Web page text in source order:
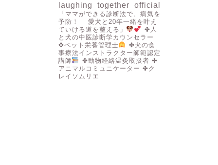
laughing_together_official
「ママができる診断法で、病気を
予防！
愛犬と20年一緒を叶え
ていける道を整える」
✤人
と犬の中医診断学カウンセラー
✤ペット栄養管理士
✤犬の食
事療法インストラクター師範認定
講師
✤動物経絡温灸取扱者 ✤
アニマルコミュニケーター ✤ク
レイソムリエ